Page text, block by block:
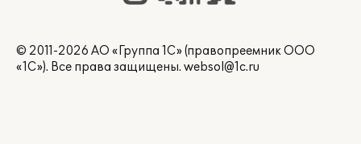
© 2011-2026 АО «Группа 1С» (правопреемник ООО
«1С»). Все права защищены. websol@1c.ru